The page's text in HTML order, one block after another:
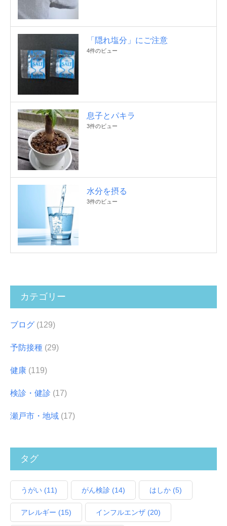
「隠れ塩分」にご注意
4件のビュー
息子とパキラ
3件のビュー
水分を摂る
3件のビュー
カテゴリー
ブログ (129)
予防接種 (29)
健康 (119)
検診・健診 (17)
瀬戸市・地域 (17)
タグ
うがい (11) がん検診 (14) はしか (5)
アレルギー (15) インフルエンザ (20)